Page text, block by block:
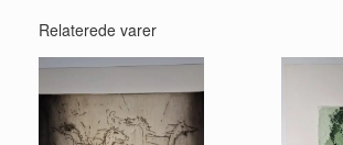
Relaterede varer